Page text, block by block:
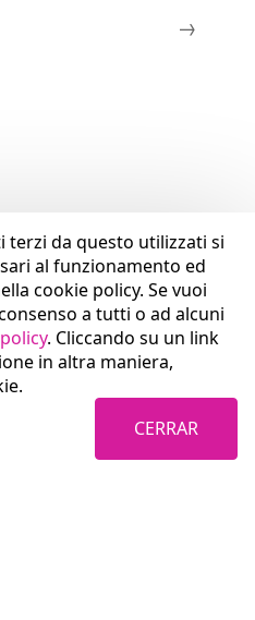
da questo utilizzati si
al funzionamento ed
cookie policy. Se vuoi
a tutti o ad alcuni
. Cliccando su un link
in altra maniera,
CERRAR